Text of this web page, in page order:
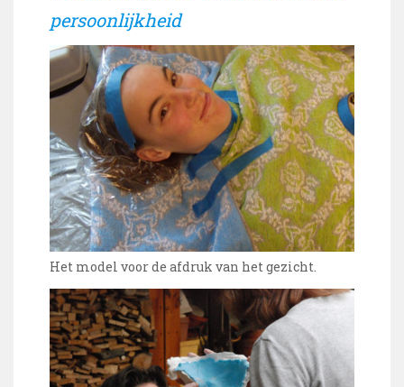
persoonlijkheid
Het model voor de afdruk van het gezicht.